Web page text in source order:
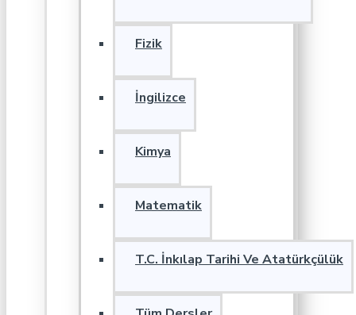
Fizik
İngilizce
Kimya
Matematik
T.C. İnkılap Tarihi Ve Atatürkçülük